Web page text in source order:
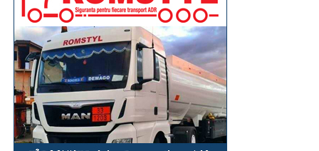
marți, 11 august, tinerii voluntari din cadrul comitetelor
parohiale vor igieniza, împreună cu angajații Primăriei,
zona Parcului Mitropoliei.
„Așa cum se întâmplă la astfel de manifestări, unii
dintre concetățenii noștri sau cei aflați în tranzit vor fi
temporar afectați de necesarele restricții de circulație.
Astfel, luni, 10 august, între orele 16:00-20:30, traficul
rutier va fi închis total pe Bulevardul Libertății,